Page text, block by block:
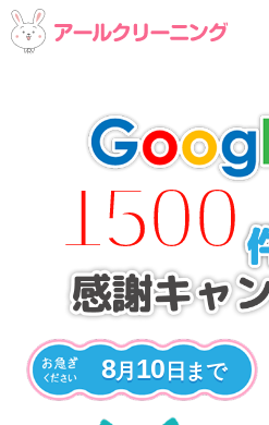
8月 10 日 まで
1500